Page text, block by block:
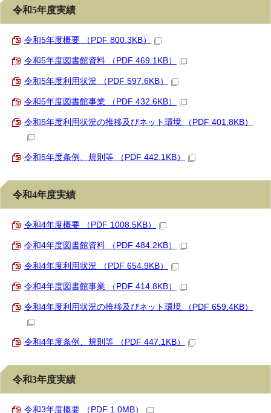
令和5年度実績
令和5年度概要 （PDF 800.3KB）
令和5年度図書館資料 （PDF 469.1KB）
令和5年度利用状況 （PDF 597.6KB）
令和5年度図書館事業 （PDF 432.6KB）
令和5年度利用状況の推移及びネット環境 （PDF 401.8KB）
令和5年度条例、規則等 （PDF 442.1KB）
令和4年度実績
令和4年度概要 （PDF 1008.5KB）
令和4年度図書館資料 （PDF 484.2KB）
令和4年度利用状況 （PDF 654.9KB）
令和4年度図書館事業 （PDF 414.8KB）
令和4年度利用状況の推移及びネット環境 （PDF 659.4KB）
令和4年度条例、規則等 （PDF 447.1KB）
令和3年度実績
令和3年度概要 （PDF 1.0MB）